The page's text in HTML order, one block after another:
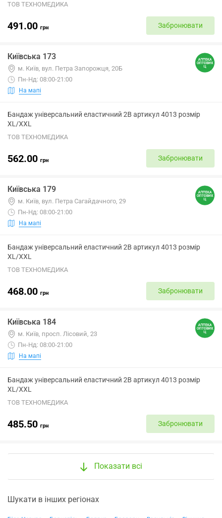
ТОВ ТЕХНОМЕДИКА
491.00 грн Забронювати
Київська 173
м. Київ, вул. Петра Запорожця, 20Б
Пн-Нд: 08:00-21:00
На мапі
Бандаж універсальний еластичний 2B артикул 4013 розмір
XL/XXL
ТОВ ТЕХНОМЕДИКА
562.00 грн Забронювати
Київська 179
м. Київ, вул. Петра Сагайдачного, 29
Пн-Нд: 08:00-21:00
На мапі
Бандаж універсальний еластичний 2B артикул 4013 розмір
XL/XXL
ТОВ ТЕХНОМЕДИКА
468.00 грн Забронювати
Київська 184
м. Київ, просп. Лісовий, 23
Пн-Нд: 08:00-21:00
На мапі
Бандаж універсальний еластичний 2B артикул 4013 розмір
XL/XXL
ТОВ ТЕХНОМЕДИКА
485.50 грн Забронювати
Показати всі
Шукати в інших регіонах